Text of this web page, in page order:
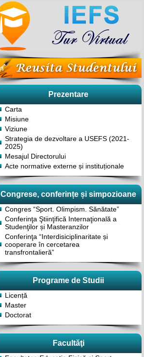
Prezentare
Carta
Misiune
Viziune
Strategia de dezvoltare a USEFS (2021-
2025)
Mesajul Directorului
Acte normative externe și instituționale
Congrese, conferințe și simpozioane
Congres “Sport. Olimpism. Sănătate”
Conferinţa Ştiinţifică Internaţională a
Studenţilor și Masteranzilor
Conferinţa “Interdisiciplinaritate și
cooperare în cercetarea
transfrontalieră”
Programe de Studii
Licență
Master
Doctorat
Facultăţi